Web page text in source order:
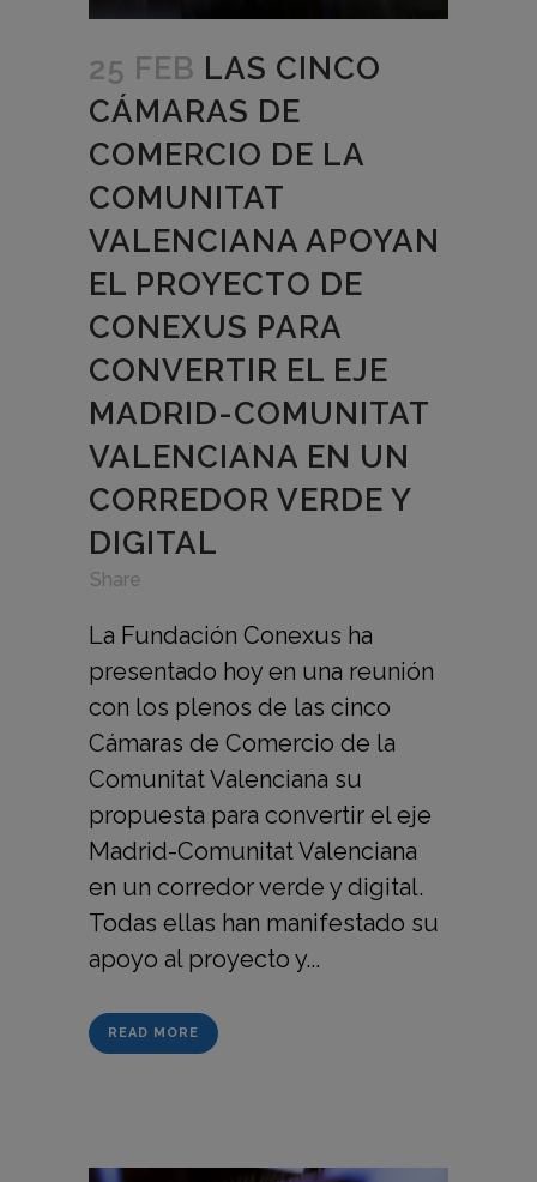
25 FEB LAS CINCO
CÁMARAS DE
COMERCIO DE LA
COMUNITAT
VALENCIANA APOYAN
EL PROYECTO DE
CONEXUS PARA
CONVERTIR EL EJE
MADRID-COMUNITAT
VALENCIANA EN UN
CORREDOR VERDE Y
DIGITAL
Share
La Fundación Conexus ha
presentado hoy en una reunión
con los plenos de las cinco
Cámaras de Comercio de la
Comunitat Valenciana su
propuesta para convertir el eje
Madrid-Comunitat Valenciana
en un corredor verde y digital.
Todas ellas han manifestado su
apoyo al proyecto y...
READ MORE